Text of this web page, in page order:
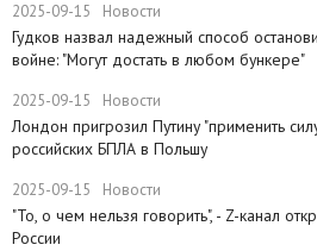
2025-09-15 Новости
Гудков назвал надежный способ
войне: "Могут достать в любом бункере"
2025-09-15 Новости
Лондон пригрозил Путину "применить
российских БПЛА в Польшу
2025-09-15 Новости
"То, о чем нельзя говорить", - Z-канал
России